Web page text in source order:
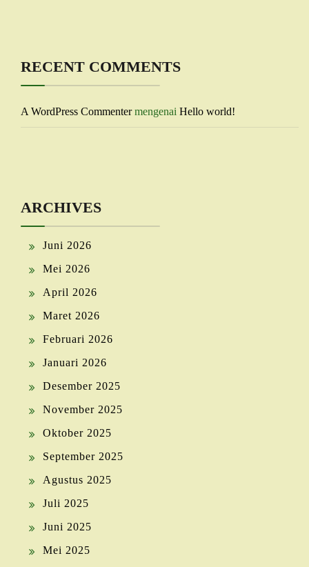
RECENT COMMENTS
A WordPress Commentermengenai Hello world!
ARCHIVES
Juni 2026
Mei 2026
April 2026
Maret 2026
Februari 2026
Januari 2026
Desember 2025
November 2025
Oktober 2025
September 2025
Agustus 2025
Juli 2025
Juni 2025
Mei 2025